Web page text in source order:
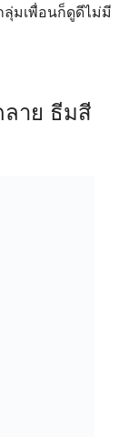
ลุ่มเพื่อนก็ดูดีไม่มี
ลาย ธีมสี